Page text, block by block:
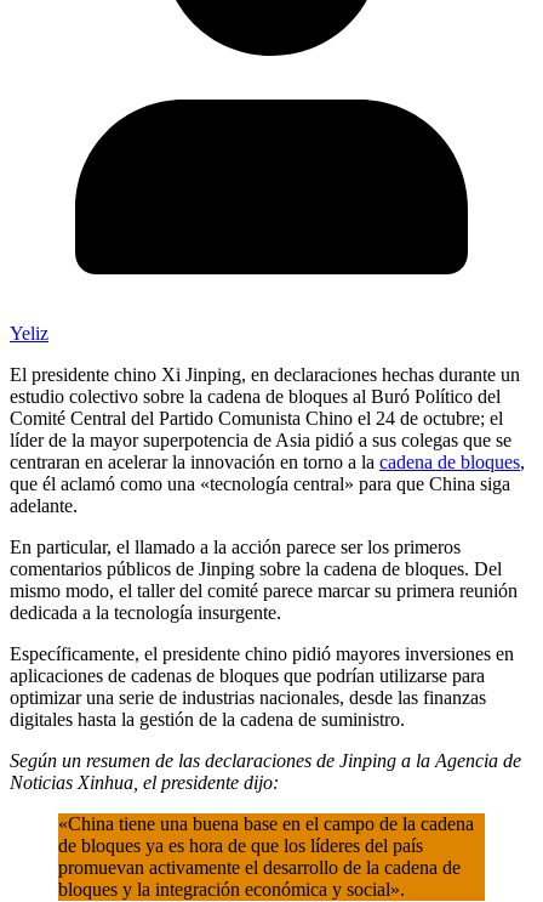
Yeliz
El presidente chino Xi Jinping, en declaraciones hechas durante un
estudio colectivo sobre la cadena de bloques al Buró Político del
Comité Central del Partido Comunista Chino el 24 de octubre; el
líder de la mayor superpotencia de Asia pidió a sus colegas que se
centraran en acelerar la innovación en torno a la cadena de bloques,
que él aclamó como una «tecnología central» para que China siga
adelante.
En particular, el llamado a la acción parece ser los primeros
comentarios públicos de Jinping sobre la cadena de bloques. Del
mismo modo, el taller del comité parece marcar su primera reunión
dedicada a la tecnología insurgente.
Específicamente, el presidente chino pidió mayores inversiones en
aplicaciones de cadenas de bloques que podrían utilizarse para
optimizar una serie de industrias nacionales, desde las finanzas
digitales hasta la gestión de la cadena de suministro.
Según un resumen de las declaraciones de Jinping a la Agencia de
Noticias Xinhua, el presidente dijo:
«China tiene una buena base en el campo de la cadena
de bloques ya es hora de que los líderes del país
promuevan activamente el desarrollo de la cadena de
bloques y la integración económica y social».